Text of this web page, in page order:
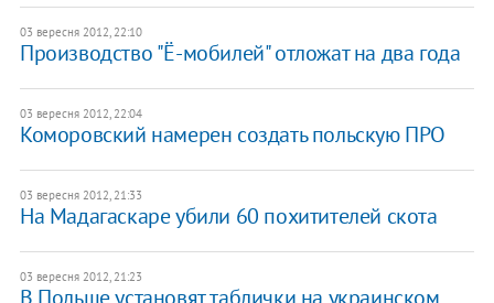
03 вересня 2012, 22:10
Производство "Ё-мобилей" отложат на два года
03 вересня 2012, 22:04
Коморовский намерен создать польскую ПРО
03 вересня 2012, 21:33
На Мадагаскаре убили 60 похитителей скота
03 вересня 2012, 21:23